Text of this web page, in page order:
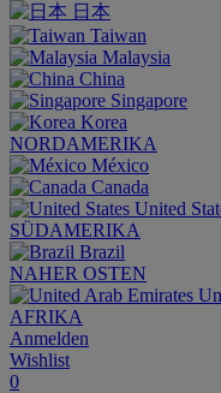
日本
Taiwan
Malaysia
China
Singapore
Korea
NORDAMERIKA
México
Canada
United
SÜDAMERIKA
Brazil
NAHER OSTEN
AFRIKA
Anmelden
Wishlist
0